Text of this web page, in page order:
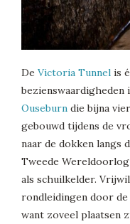
De Victoria Tunnel is
bezienswaardigheden
Ouseburn die bijna
gebouwd tijdens de
naar de dokken langs
Tweede
als schuilkelder.
rondleidingen door de
want zoveel plaatsen